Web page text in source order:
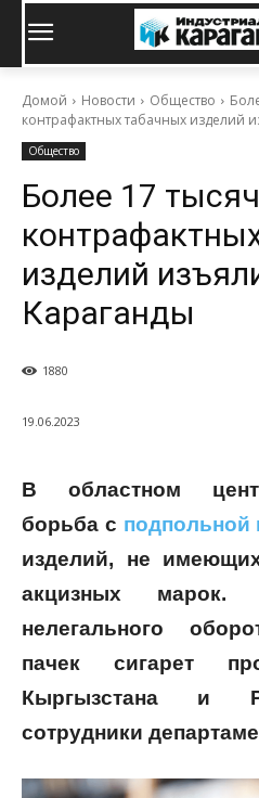
Домой Новости Общество
контрафактных табачных изделий
Общество
Более 17
изделий
Караганды
1880
19.06.2023
В областном
борьба с подпольной
изделий, не
акцизных марок.
нелегального
пачек сигарет
Кыргызстана и
сотрудники